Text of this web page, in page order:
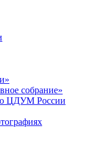
собрание»
о ЦДУМ России